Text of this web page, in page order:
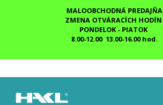
MALOOBCHODNÁ PREDAJŇA
ZMENA OTVÁRACÍCH HODÍN
PONDELOK - PIATOK
8.00-12.00 13.00-16.00 hod.